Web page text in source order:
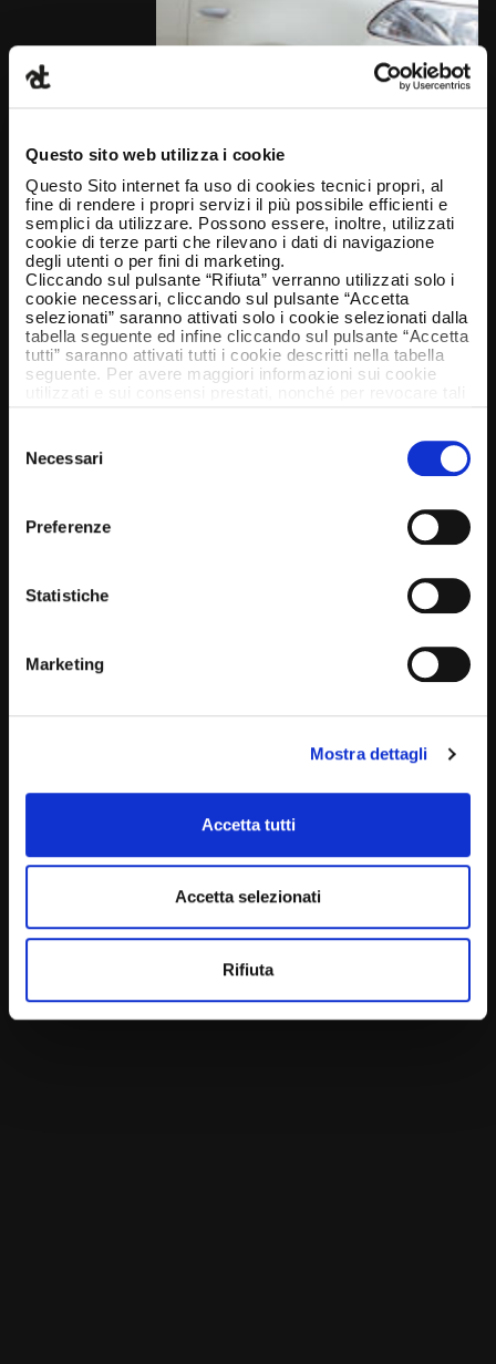
Questo sito web utilizza i cookie
Questo Sito internet fa uso di cookies tecnici propri, al
fine di rendere i propri servizi il più possibile efficienti e
semplici da utilizzare. Possono essere, inoltre, utilizzati
cookie di terze parti che rilevano i dati di navigazione
degli utenti o per fini di marketing.
Cliccando sul pulsante “Rifiuta” verranno utilizzati solo i
cookie necessari, cliccando sul pulsante “Accetta
selezionati” saranno attivati solo i cookie selezionati dalla
tabella seguente ed infine cliccando sul pulsante “Accetta
tutti” saranno attivati tutti i cookie descritti nella tabella
seguente. Per avere maggiori informazioni sui cookie
delNecessari
Preferenze
Statistiche
Marketing
Mostra dettagli
Accetta tutti
Accetta selezionati
Rifiuta